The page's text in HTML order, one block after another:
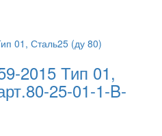
2015 Тип 01,
25-01-1-B-